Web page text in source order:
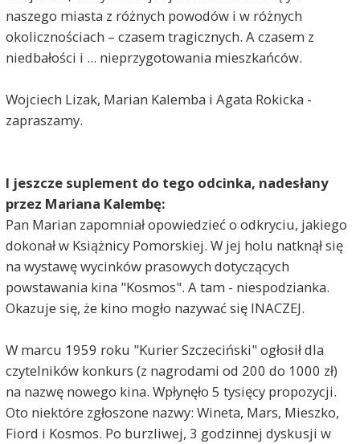
naszego miasta z różnych powodów i w różnych
okolicznościach – czasem tragicznych. A czasem z
niedbałości i ... nieprzygotowania mieszkańców.
Wojciech Lizak, Marian Kalemba i Agata Rokicka -
zapraszamy.
I jeszcze suplement do tego odcinka, nadesłany
przez Mariana Kalembę:
Pan Marian zapomniał opowiedzieć o odkryciu, jakiego
dokonał w Książnicy Pomorskiej. W jej holu natknął się
na wystawę wycinków prasowych dotyczących
powstawania kina "Kosmos". A tam - niespodzianka.
Okazuje się, że kino mogło nazywać się INACZEJ.
W marcu 1959 roku "Kurier Szczeciński" ogłosił dla
czytelników konkurs (z nagrodami od 200 do 1000 zł)
na nazwę nowego kina. Wpłynęło 5 tysięcy propozycji.
Oto niektóre zgłoszone nazwy: Wineta, Mars, Mieszko,
Fiord i Kosmos. Po burzliwej, 3 godzinnej dyskusji w